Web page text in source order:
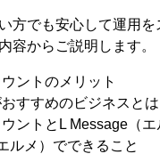
方でも安心して運用を
容からご説明します。
ントのメリット
すすめのビジネスとは
ウントとL Message（
ルメ）でできること